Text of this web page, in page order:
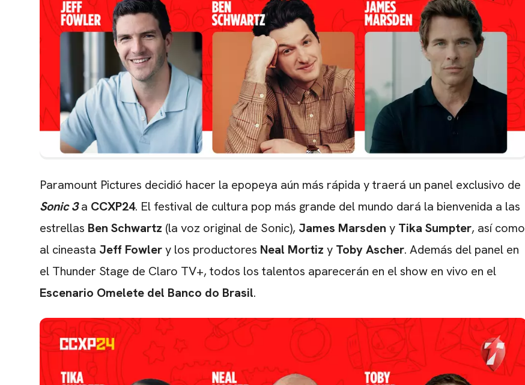
Paramount Pictures decidió hacer la epopeya aún más rápida y traerá un panel exclusivo de
Sonic 3 a CCXP24. El festival de cultura pop más grande del mundo dará la bienvenida a las
estrellas Ben Schwartz (la voz original de Sonic), James Marsden y Tika Sumpter, así como
al cineasta Jeff Fowlery los productores Neal Mortiz y Toby Ascher. Además del panel en
el Thunder Stage de Claro TV+, todos los talentos aparecerán en el show en vivo en el
Escenario Omelete del Banco do Brasil.